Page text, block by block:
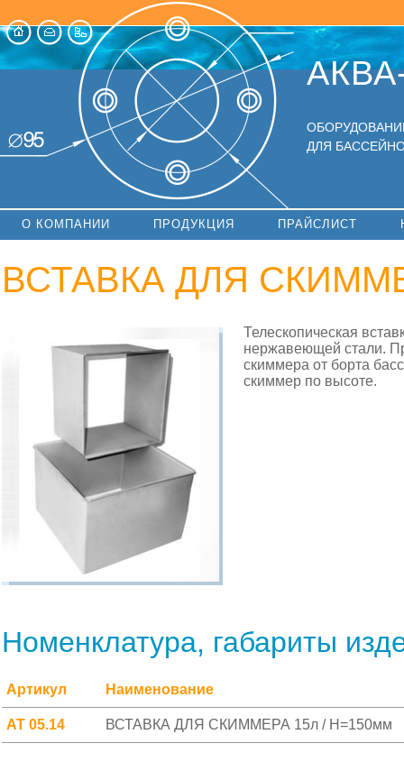
ДЛЯ
О КОМПАНИИ ПРОДУКЦИЯ ПРАЙСЛИСТ
ВСТАВКА ДЛЯ
Телескопическая
нержавеющей стали.
скиммера от борта
скиммер по высоте.
Номенклатура, габариты
Артикул Наименование
АТ 05.14 ВСТАВКА ДЛЯ СКИММЕРА 15л / H=150мм